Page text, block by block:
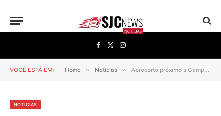
Facebook
X
(Twitter)
Instagram
VOCÊ ESTÁ EM: Home » Notícias » Aeroporto próximo a Campos do Jordão e Aparecida voltará a ter voos regulares
NOTÍCIAS